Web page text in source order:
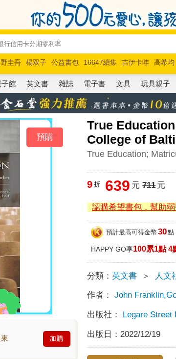
圭吾 楊双子 公益書包 16647續集 吉伊卡哇 高希均
路邊攤新作 馬斯克 玩具總動員5 超慢跑
子館 英文書 雜誌 電子書 文具 玩具親子
True
College of
True Education;
預購
加購
9 折 639 元 711元
認購希望書包，幫助
預計最高可得金幣 30點
HAPPY GO享100累1點 4
分類：英文書 ＞ 人文
作者： John
出版社： Legare Street
出版日： 2022/12/19